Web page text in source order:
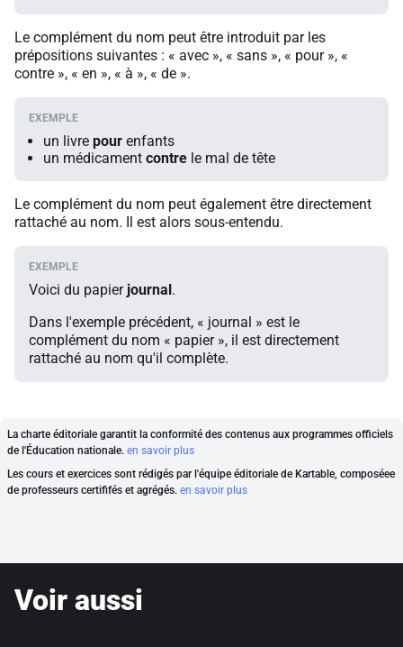
Le complément du nom peut être introduit par les
prépositions suivantes : « avec », « sans », « pour », «
contre », « en », « à », « de ».
un livre pour enfants
un médicament contre le mal de tête
Le complément du nom peut également être directement
rattaché au nom. Il est alors sous-entendu.
Voici du papier journal.
Dans l'exemple précédent, « journal » est le
complément du nom « papier », il est directement
rattaché au nom qu'il complète.
La charte éditoriale garantit la conformité des contenus aux programmes officiels
de l'Éducation nationale. en savoir plus
Les cours et exercices sont rédigés par l'équipe éditoriale de Kartable, composéee
de professeurs certififés et agrégés. en savoir plus
Voir aussi